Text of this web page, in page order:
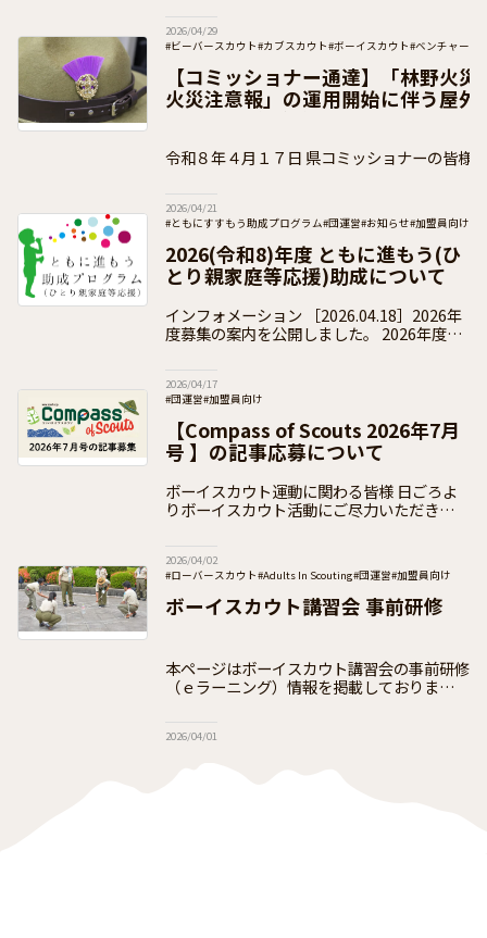
２３年度）から令和７年度（２０２５年度）
2026/04/29
#ビーバースカウト#カブスカウト#ボーイスカウト#ベンチャース
#加盟員向け
【コミッショナー通達】「林野火
火災注意報」の運用開始に伴う屋外
令和８年４月１７日 県コミッショナーの皆様 公益財団法人ボーイスカ
2026/04/21
#ともにすすもう助成プログラム#団運営#お知らせ#加盟員向け
2026(令和8)年度 ともに進もう(ひ
とり親家庭等応援)助成について
インフォメーション ［2026.04.18］2026年
度募集の案内を公開しました。 2026年度の
2026/04/17
#団運営#加盟員向け
【Compass of Scouts 2026年7月
号 】の記事応募について
ボーイスカウト運動に関わる皆様 日ごろよ
りボーイスカウト活動にご尽力いただきあり
2026/04/02
#ローバースカウト#Adults In Scouting#団運営#加盟員向け
ボーイスカウト講習会 事前研修
本ページはボーイスカウト講習会の事前研修
（ｅラーニング）情報を掲載しております
ーイスカウトの概要とスカウト教育の原理
2026/04/01